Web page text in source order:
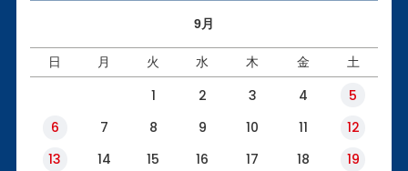
9月
日 月 火 水 木 金 土
1 2 3 4
5
6
7 8 9 10 11
12
13
14 15 16 17 18
19